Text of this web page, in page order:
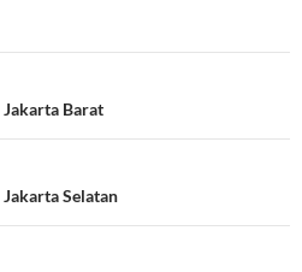
e
dI
n
d e
Barat
Selatan